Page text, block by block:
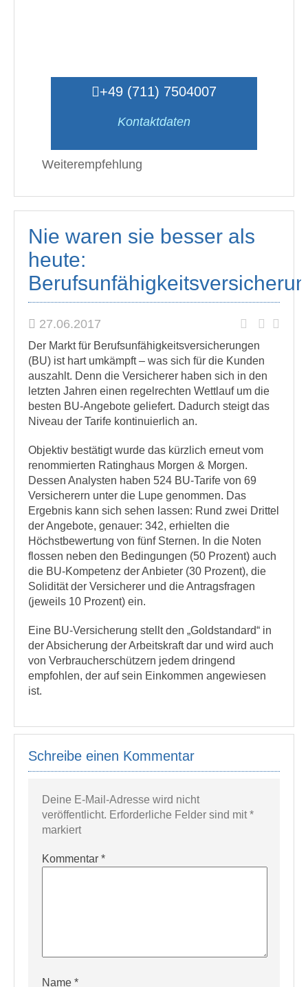
+49 (711) 7504007
Kontaktdaten
Weiterempfehlung
Nie waren sie besser als
heute:
27.06.2017
Der Markt für Berufsunfähigkeitsversicherungen
(BU) ist hart umkämpft – was sich für die Kunden
auszahlt. Denn die Versicherer haben sich in den
letzten Jahren einen regelrechten Wettlauf um die
besten BU-Angebote geliefert. Dadurch steigt das
Niveau der Tarife kontinuierlich an.
Objektiv bestätigt wurde das kürzlich erneut vom
renommierten Ratinghaus Morgen & Morgen.
Dessen Analysten haben 524 BU-Tarife von 69
Versicherern unter die Lupe genommen. Das
Ergebnis kann sich sehen lassen: Rund zwei Drittel
der Angebote, genauer: 342, erhielten die
Höchstbewertung von fünf Sternen. In die Noten
flossen neben den Bedingungen (50 Prozent) auch
die BU-Kompetenz der Anbieter (30 Prozent), die
Solidität der Versicherer und die Antragsfragen
(jeweils 10 Prozent) ein.
Eine BU-Versicherung stellt den „Goldstandard“ in
der Absicherung der Arbeitskraft dar und wird auch
von Verbraucherschützern jedem dringend
empfohlen, der auf sein Einkommen angewiesen
ist.
Schreibe einen Kommentar
Deine E-Mail-Adresse wird nicht
veröffentlicht. Erforderliche Felder sind mit*
markiert
Kommentar *
Name *